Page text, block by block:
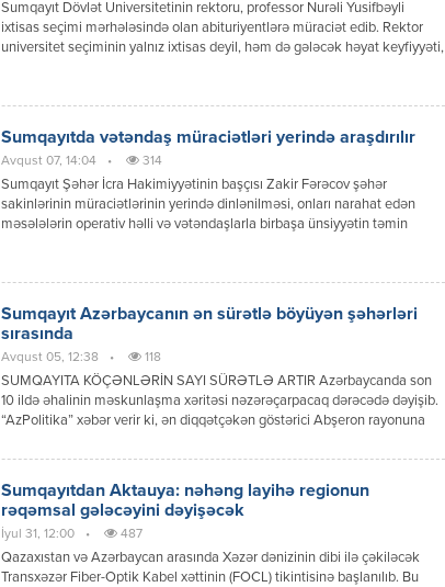
Sumqayıt Dövlət Universitetinin rektoru, professor Nurəli Yusifbəyli
ixtisas seçimi mərhələsində olan abituriyentlərə müraciət edib. Rektor
universitet seçiminin yalnız ixtisas deyil, həm də gələcək həyat keyfiyyəti,
şəhərlərə təhsil almaq üçün gedib-gələn gənclərin üzləşdiyi vaxt itkisi,
Sumqayıtda vətəndaş müraciətləri yerində araşdırılır
Avqust 07, 14:04 • 314
Sumqayıt Şəhər İcra Hakimiyyətinin başçısı Zakir Fərəcov şəhər
sakinlərinin müraciətlərinin yerində dinlənilməsi, onları narahat edən
məsələlərin operativ həlli və vətəndaşlarla birbaşa ünsiyyətin təmin
məsul əməkdaşları, aidiyyəti idarə, müəssisə və xidmət sahələrinin
Sumqayıt Azərbaycanın ən sürətlə böyüyən şəhərləri
sırasında
Avqust 05, 12:38 • 118
SUMQAYITA KÖÇƏNLƏRİN SAYI SÜRƏTLƏ ARTIR Azərbaycanda son
10 ildə əhalinin məskunlaşma xəritəsi nəzərəçarpacaq dərəcədə dəyişib.
“AzPolitika” xəbər verir ki, ən diqqətçəkən göstərici Abşeron rayonuna
nümayiş etdirib. Bu artımın əsas səbəbləri Bakının genişlənməsi, yeni
paytaxtda mənzil qiymətlərinin yüksək […]
Sumqayıtdan Aktauya: nəhəng layihə regionun
rəqəmsal gələcəyini dəyişəcək
İyul 31, 12:00 • 487
Qazaxıstan və Azərbaycan arasında Xəzər dənizinin dibi ilə çəkiləcək
Transxəzər Fiber-Optik Kabel xəttinin (FOCL) tikintisinə başlanılıb. Bu